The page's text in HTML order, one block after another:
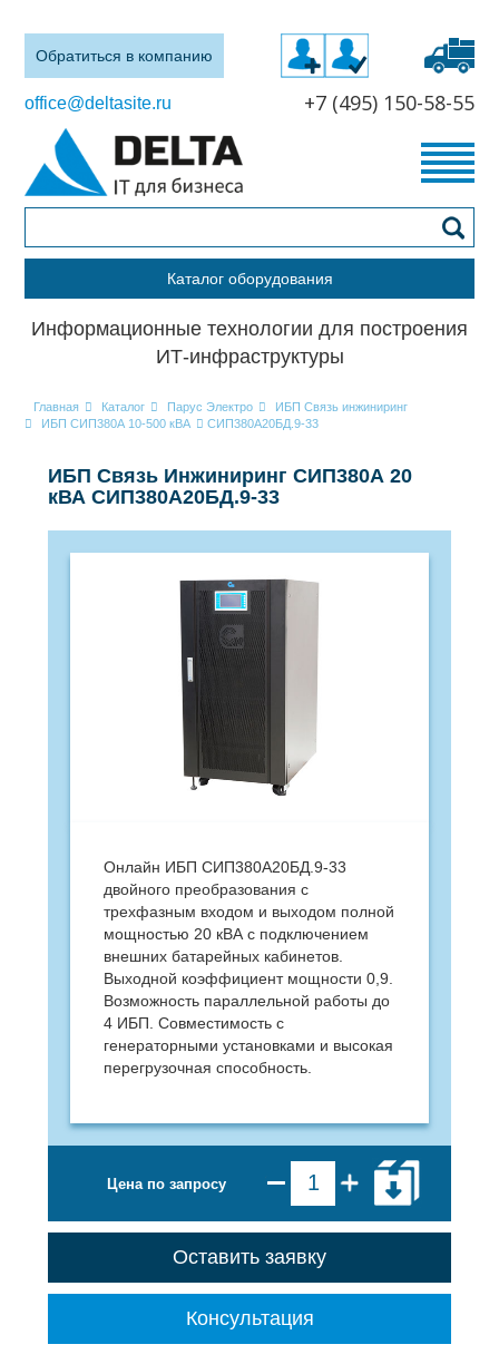
Обратиться в компанию
office@deltasite.ru +7 (495) 150-58-55
Каталог оборудования
Информационные технологии для построения
ИТ-инфраструктуры
Главная Каталог Парус Электро
ИБП Связь инжиниринг
ИБП СИП380А 10-500 кВА
СИП380А20БД.9-33
ИБП Связь Инжиниринг СИП380А 20
кВА СИП380А20БД.9-33
Онлайн ИБП СИП380А20БД.9-33
двойного преобразования с
трехфазным входом и выходом полной
мощностью 20 кВА с подключением
внешних батарейных кабинетов.
Выходной коэффициент мощности 0,9.
Возможность параллельной работы до
4 ИБП. Совместимость с
генераторными установками и высокая
перегрузочная способность.
Цена по запросу
Оставить заявку
Консультация